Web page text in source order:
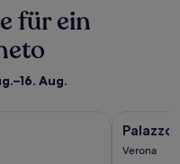
für ein
Aug.
für
Palazzo
Verona